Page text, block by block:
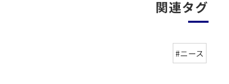
関連タグ
#ニース